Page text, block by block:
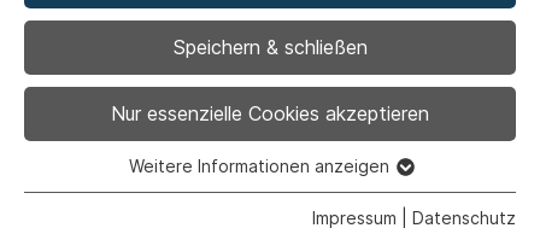
Qualifizierung zur
Senioren- und
Demenzbegleitung
Speichern & schließen
Nur essenzielle Cookies akzeptieren
Essenzielle Cookies werden für grundlegende Funktionen
Weitere Informationen anzeigen
Impressum Datenschutz